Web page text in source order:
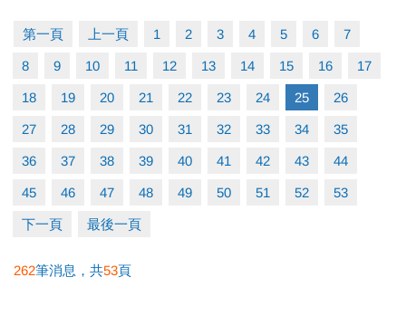
第一頁 上一頁 1 2 3 4 5 6 7
8 9 10 11 12 13 14 15 16 17
18 19 20 21 22 23 24 25 26
27 28 29 30 31 32 33 34 35
36 37 38 39 40 41 42 43 44
45 46 47 48 49 50 51 52 53
下一頁 最後一頁
262筆消息，共53頁